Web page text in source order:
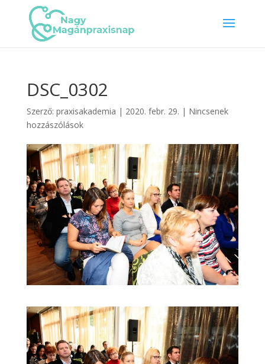
DSC_0302
Szerző: praxisakademia | 2020. febr. 29. | Nincsenek
hozzászólások